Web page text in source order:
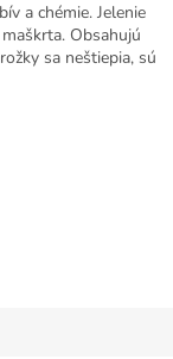
a chémie. Jelenie
Obsahujú
sa neštiepia, sú